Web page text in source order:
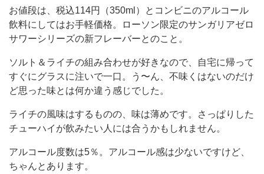
た
と
い
う
の
も
あ
り
ま
す。
時
お値段は、税込114円（350ml）とコンビニのアルコール
飲料にしてはお手軽価格。ローソン限定のサンガリアゼロ
サワーシリーズの新フレーバーとのこと。
ソルト＆ライチの組み合わせが好きなので、自宅に帰って
すぐにグラスに注いで一口。う〜ん、不味くはないのだけ
ど思った味とは何か違う感じでした。
ライチの風味はするものの、味は薄めです。さっぱりした
チューハイが飲みたい人には合うかもしれません。
アルコール度数は5％。アルコール感は少ないですけど、
ちゃんとあります。